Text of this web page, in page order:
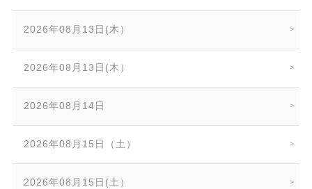
2026年08月13日(木）
2026年08月13日(木）
2026年08月14日
2026年08月15日（土）
2026年08月15日(土）